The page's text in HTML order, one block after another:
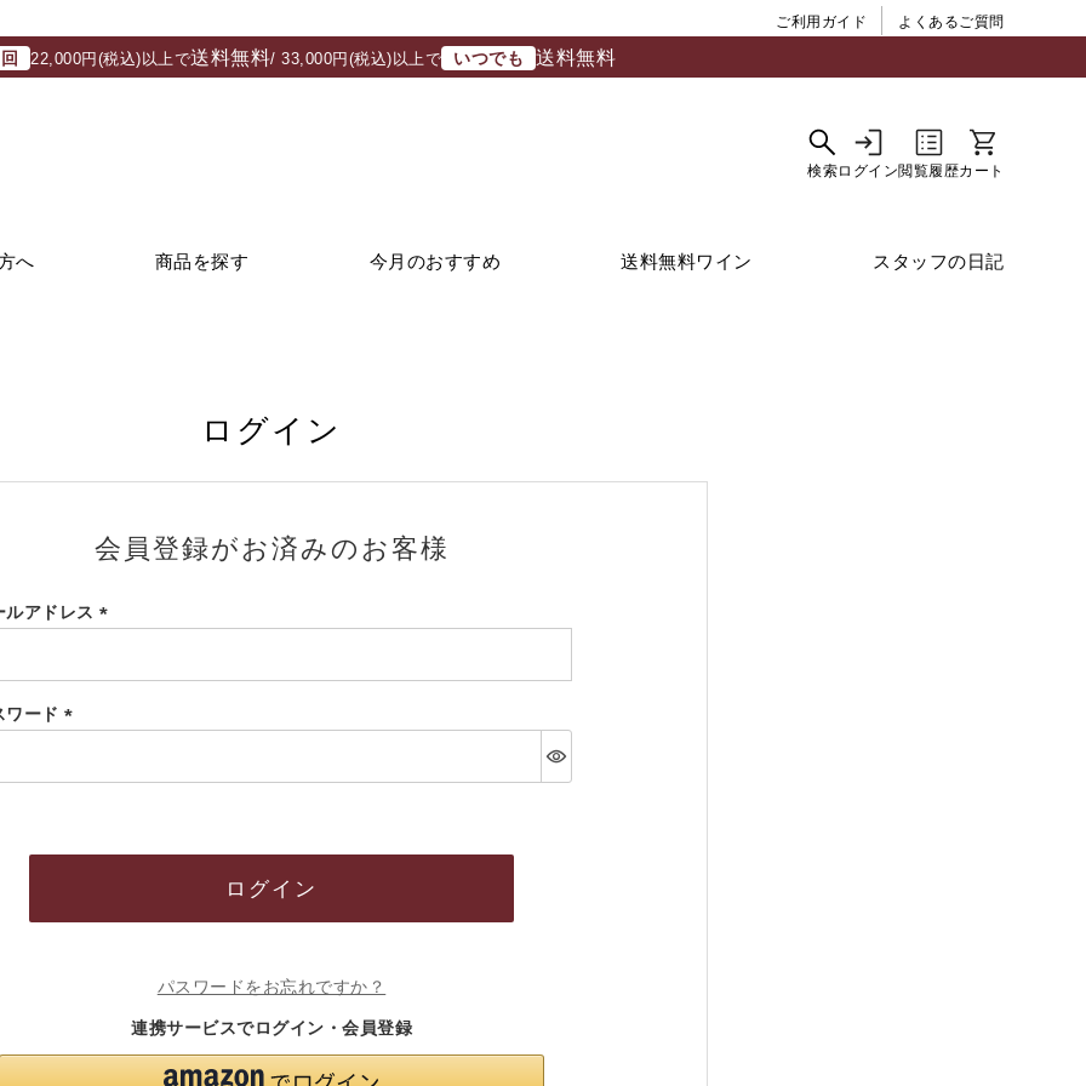
ご利用ガイド よくあるご質問
22,000円(税込)以上で送料無料/ 33,000円(税込)以上で いつでも 送料無料
へ 商品を探す 今月のおすすめ 送料無料ワイン スタッフの日記
ログイン
会員登録がお済みのお客様
ルアドレス
須)
ワード
須)
ログイン
パスワードをお忘れですか？
連携サービスでログイン・会員登録